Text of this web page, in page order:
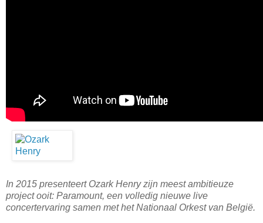
In 2015 presenteert Ozark Henry zijn meest ambitieuze
project ooit: Paramount, een volledig nieuwe live
concertervaring samen met het Nationaal Orkest van België.